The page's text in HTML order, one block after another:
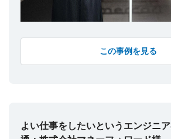
この事例を見る
よい仕事をしたいというエンジニ